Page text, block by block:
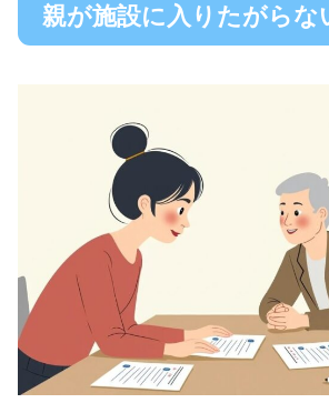
親が施設に入りたがらな